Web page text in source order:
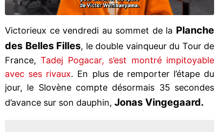
Victorieux ce vendredi au sommet de la Planche
des Belles Filles, le double vainqueur du Tour de
France,Tadej Pogacar, s’est montré impitoyable
avec ses rivaux. En plus de remporter l’étape du
jour, le Slovène compte désormais 35 secondes
d’avance sur son dauphin, Jonas Vingegaard.